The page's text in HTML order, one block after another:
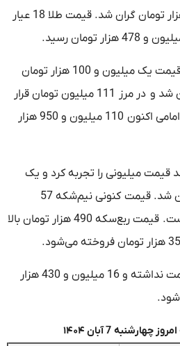
را از سر گرفت و گرمی 133 هزار تومان گران شد. قیمت طلا 18 عیار
سکه امامی امروز با افزایش قیمت یک میلیون و 100 هزار تومان
وارد کانال 110 میلیون تومان شد و در مرز 111 میلیون تومان قرار
گرفت. خرید هر قطعه سکه امامی اکنون 110 میلیون و 950 هزار
قیمت میلیونی را تجربه کرد و یک
میلیون و 20 هزار تومان گران شد. قیمت کنونی نیم‌شکه 57
میلیون و 990 هزار تومان است. قیمت ربع‌سکه 490 هزار تومان بالا
سکه گرمی اما تغییری در قیمت نداشته و 16 میلیون و 430 هزار
7 آبان ۱۴۰۴